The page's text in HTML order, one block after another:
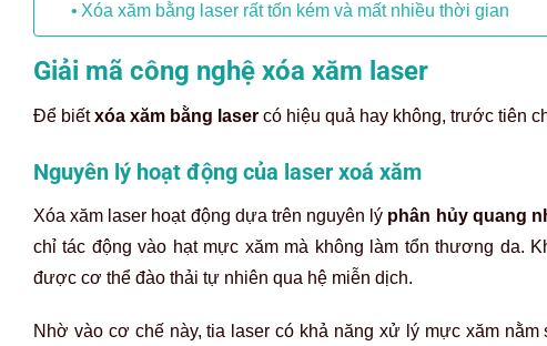
Xóa xăm bằng laser rất tốn kém và mất nhiều thời gian
Giải mã công nghệ xóa xăm laser
Để biếtxóa xăm bằng laser có hiệu quả hay không, trước tiên
Nguyên lý hoạt động của laser xoá xăm
Xóa xăm laser hoạt động dựa trên nguyên lý phân hủy quang
chỉ tác động vào hạt mực xăm mà không làm tổn thương da.
được cơ thể đào thải tự nhiên qua hệ miễn dịch.
Nhờ vào cơ chế này, tia laser có khả năng xử lý mực xăm